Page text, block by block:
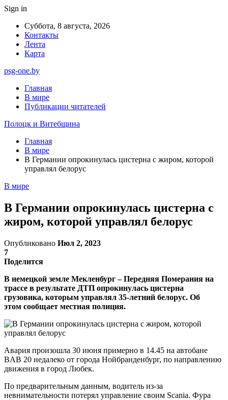
Sign in
Суббота, 8 августа, 2026
Контакты
Лента
Карта
psg-one.by
Главная
В мире
Публикации читателей
Полоцк и Витебщина
Главная
В мире
В Германии опрокинулась цистерна с жиром, которой
управлял белорус
В мире
В Германии опрокинулась цистерна с
жиром, которой управлял белорус
Опубликовано Июл 2, 2023
7
Поделится
В немецкой земле Мекленбург – Передняя Померания на
трассе в результате ДТП опрокинулась цистерна
грузовика, которым управлял 35-летний белорус. Об
этом сообщает местная полиция.
Авария произошла 30 июня примерно в 14.45 на автобане
BAB 20 недалеко от города Нойбранденбург, по направлению
движения в город Любек.
По предварительным данным, водитель из-за
невнимательности потерял управление своим Scania. Фура